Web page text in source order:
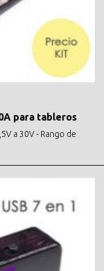
para tableros
a 30V - Rango de